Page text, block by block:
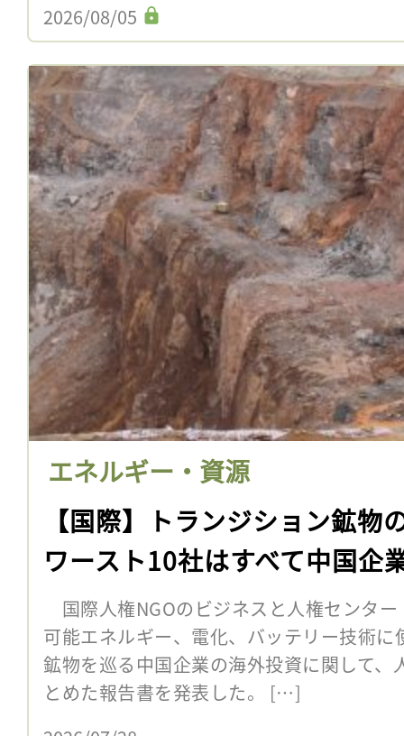
2026/08/05
エネルギー・資源
【国際】トランジション鉱物
ワースト10社はすべて中国企
国際人権NGOのビジネスと人権センタ
可能エネルギー、電化、バッテリー技術
鉱物を巡る中国企業の海外投資に関して、
とめた報告書を発表した。 […]